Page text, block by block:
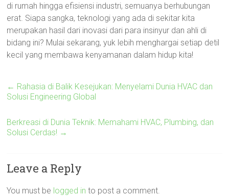
di rumah hingga efisiensi industri, semuanya berhubungan
erat. Siapa sangka, teknologi yang ada di sekitar kita
merupakan hasil dari inovasi dari para insinyur dan ahli di
bidang ini? Mulai sekarang, yuk lebih menghargai setiap detil
kecil yang membawa kenyamanan dalam hidup kita!
← Rahasia di Balik Kesejukan: Menyelami Dunia HVAC dan
Solusi Engineering Global
Berkreasi di Dunia Teknik: Memahami HVAC, Plumbing, dan
Solusi Cerdas! →
Leave a Reply
You must be logged in to post a comment.